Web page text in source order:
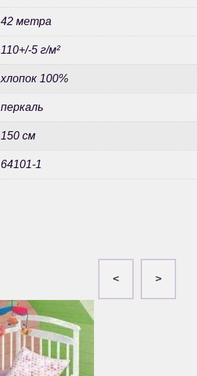
42 метра
110+/-5 г/м²
хлопок 100%
перкаль
150 см
64101-1